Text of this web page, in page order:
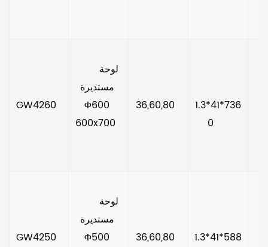
GW4260
مستديرة
Φ600
600x700
36,60,80
1.3*41*736
0
GW4250
مستديرة
Φ500
36,60,80
1.3*41*588